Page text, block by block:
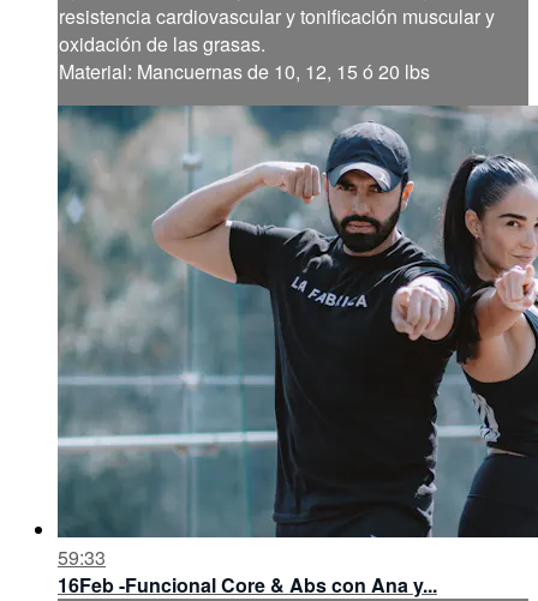
resistencia cardiovascular y tonificación muscular y
oxidación de las grasas.
Material: Mancuernas de 10, 12, 15 ó 20 lbs
59:33
16Feb -Funcional Core & Abs con Ana y...